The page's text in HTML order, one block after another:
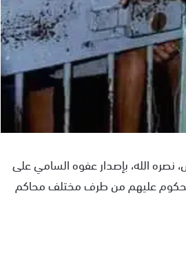
الله، بإصدار عفوه السامي على
عليهم من طرف مختلف محاكم